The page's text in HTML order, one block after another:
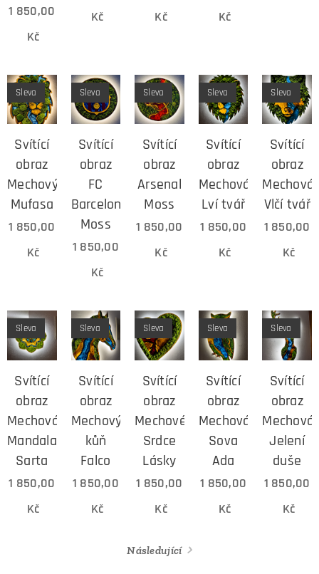
1 850,00
Kč
Kč
Kč
Kč
Svítící
obraz
Mechový
Mufasa
Sleva
1 850,00
Kč
Svítící
obraz
FC
Barcelona
Moss
Sleva
1 850,00
Kč
Svítící
obraz
Arsenal
Moss
Sleva
1 850,00
Kč
Svítící
obraz
Mechová
Lví tvář
Sleva
1 850,00
Kč
Svítící
obraz
Mechová
Vlčí tvář
Sleva
1 850,00
Kč
Svítící
obraz
Mechová
Mandala
Sarta
Sleva
1 850,00
Kč
Svítící
obraz
Mechový
kůň
Falco
Sleva
1 850,00
Kč
Svítící
obraz
Mechové
Srdce
Lásky
Sleva
1 850,00
Kč
Svítící
obraz
Mechová
Sova
Ada
Sleva
1 850,00
Kč
Svítící
obraz
Mechová
Jelení
duše
Sleva
1 850,00
Kč
Následující